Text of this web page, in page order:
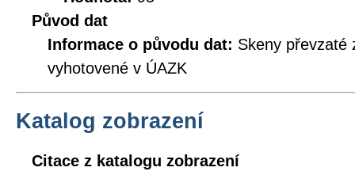
Původ dat
Informace o původu dat: Skeny převzaté
vyhotovené v ÚAZK
Katalog zobrazení
Citace z katalogu zobrazení